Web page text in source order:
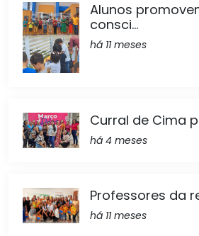
Alunos
consci...
há 11 meses
Curral de Cima
há 4 meses
Professores da
há 11 meses